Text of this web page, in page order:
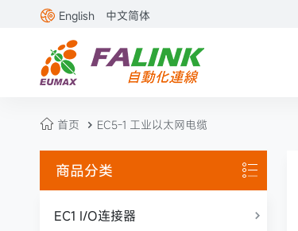
 English 中文简体
 首页  EC5-1 工业以太网电缆

商品分类
EC1 I/O连接器 